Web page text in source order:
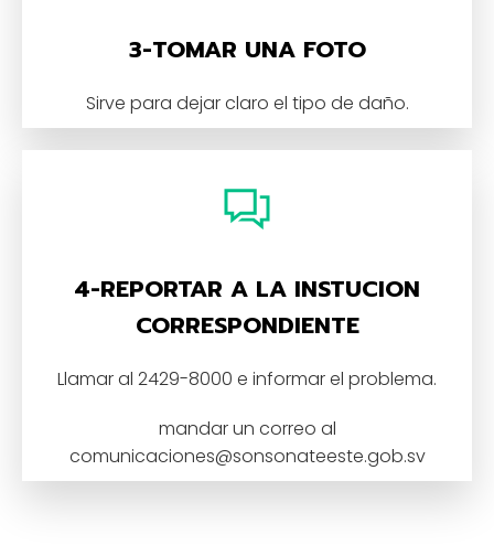
3-TOMAR UNA FOTO
Sirve para dejar claro el tipo de daño.
4-REPORTAR A LA INSTUCION
CORRESPONDIENTE
Llamar al 2429-8000 e informar el problema.
mandar un correo al
comunicaciones@sonsonateeste.gob.sv